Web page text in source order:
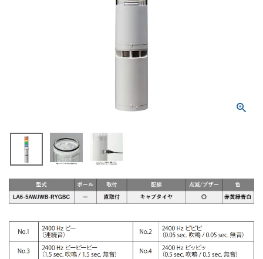
光音一体型
音/音声
センサ機器